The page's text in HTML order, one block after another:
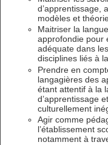
d’apprentissage,
modèles et
Maitriser la
approfondie pour
adéquate dans
disciplines liés à
Prendre en
langagières des
étant attentif à la
d’apprentissage
culturellement
Agir comme
l’établissement
notamment à